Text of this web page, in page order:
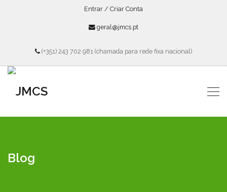
Entrar / Criar Conta
geral@jmcs.pt
(+351) 243 702 981 (chamada para rede fixa nacional)
Blog